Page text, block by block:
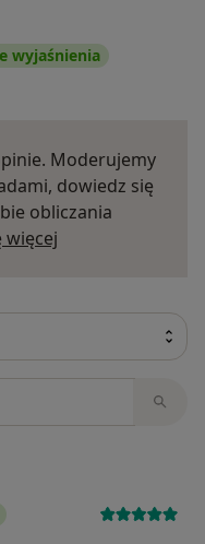
wyjaśnienia
Moderujemy
dowiedz się
obliczania
więcej